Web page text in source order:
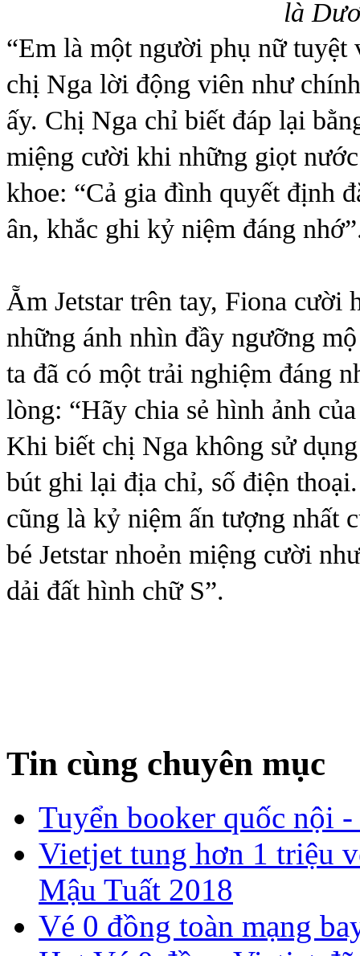
là
“Em là một người phụ nữ tuyệt
chị Nga lời động viên như
ấy. Chị Nga chỉ biết đáp lại
miệng cười khi những giọt
khoe: “Cả gia đình quyết định
ân, khắc ghi kỷ niệm đáng
Ẵm Jetstar trên tay, Fiona cười
những ánh nhìn đầy ngưỡng
ta đã có một trải nghiệm đáng
lòng: “Hãy chia sẻ hình ảnh
Khi biết chị Nga không sử
bút ghi lại địa chỉ, số điện
cũng là kỷ niệm ấn tượng nhất
bé Jetstar nhoẻn miệng cười
dải đất hình chữ S”.
Tin cùng chuyên mục
Tuyển booker quốc nội
​Vietjet tung hơn 1 triệu
Mậu Tuất 2018
Vé 0 đồng toàn mạng